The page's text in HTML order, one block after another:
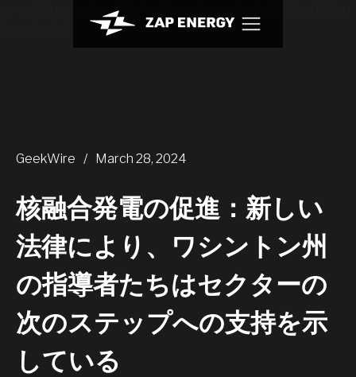
.w-webflow-badge { display: None !important; visibility: hidden
GeekWire / March 28, 2024
核融合発電の促進：新しい
法律により、ワシントン州
の指導者たちはセクターの
次のステップへの支持を示
している